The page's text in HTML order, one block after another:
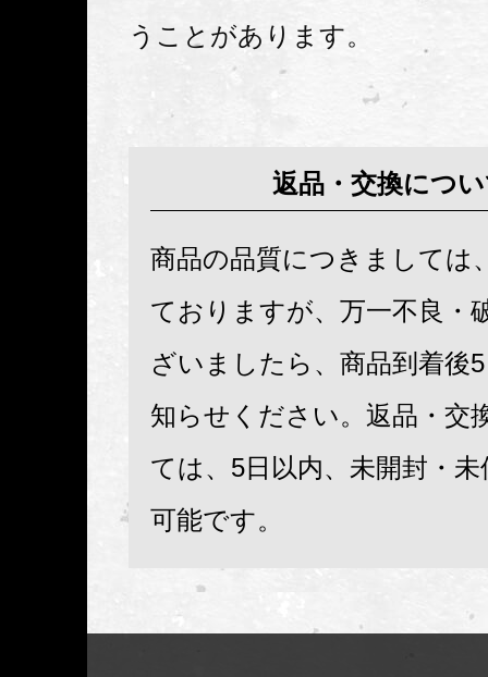
うことがあります。
返品・交換につ
商品の品質につきましては
ておりますが、万一不良・
ざいましたら、商品到着後
知らせください。返品・交
ては、5日以内、未開封・
可能です。